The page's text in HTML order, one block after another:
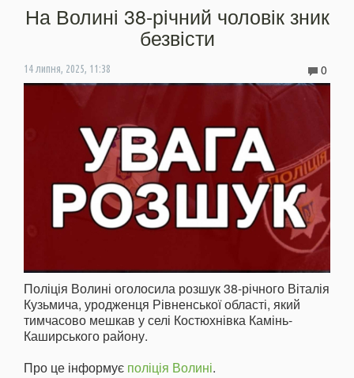
На Волині 38-річний чоловік зник
безвісти
14 липня, 2025, 11:38 0
Поліція Волині оголосила розшук 38-річного Віталія
Кузьмича, уродженця Рівненської області, який
тимчасово мешкав у селі Костюхнівка Камінь-
Каширського району.
Про це інформує поліція Волині.